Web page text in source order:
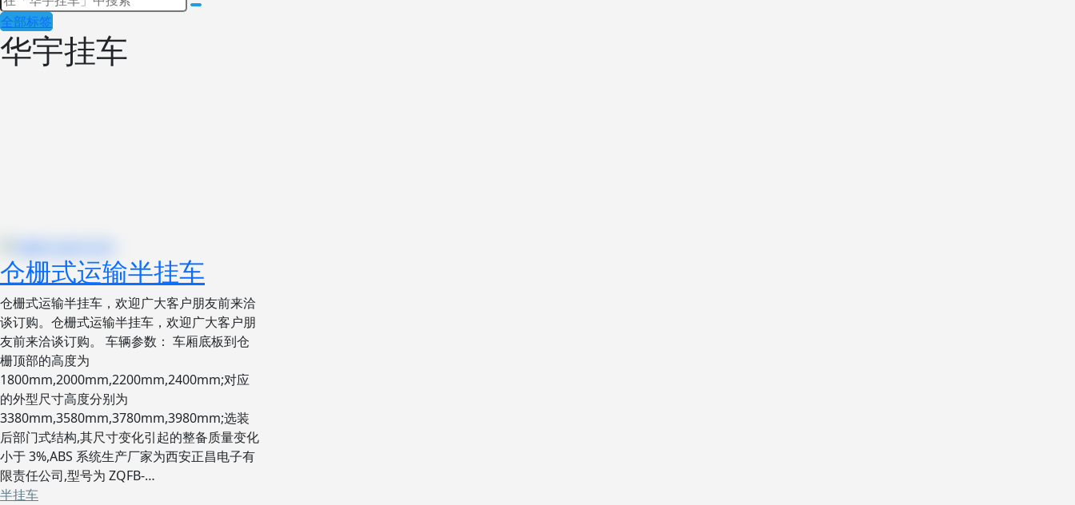
全部标签
华宇挂车
仓栅式运输半挂车
仓栅式运输半挂车，欢迎广大客户朋友前来洽
谈订购。仓栅式运输半挂车，欢迎广大客户朋
友前来洽谈订购。 车辆参数： 车厢底板到仓
栅顶部的高度为
1800mm,2000mm,2200mm,2400mm;对应
的外型尺寸高度分别为
3380mm,3580mm,3780mm,3980mm;选装
后部门式结构,其尺寸变化引起的整备质量变化
小于 3%,ABS 系统生产厂家为西安正昌电子有
限责任公司,型号为 ZQFB-…
半挂车